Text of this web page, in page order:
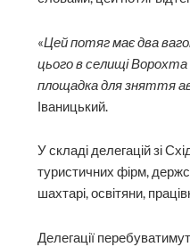
«Цей потяг має два
цього в селищі Ворохта
площадка для зняття
Іваницький.
У складі делегацій зі
туристичних фірм,
шахтарі, освітяни,
Делегації